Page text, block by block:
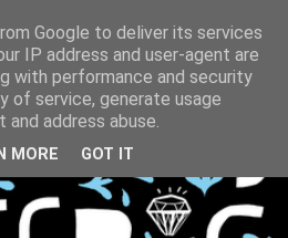
Google to deliver its services
IP address and user-agent are
with performance and security
of service, generate usage
address abuse.
MORE GOT IT